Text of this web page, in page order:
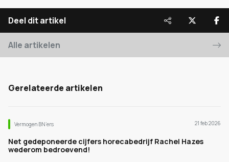
Deel dit artikel
Alle artikelen
Gerelateerde artikelen
Vermogen BN’ers 21 feb 2026
Net gedeponeerde cijfers horecabedrijf Rachel Hazes
wederom bedroevend!